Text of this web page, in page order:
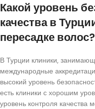
Какой уровень
качества в
пересадке волос?
В Турции клиники,
международные
высокий уровень
есть клиники с хорошим
уровень контроля качества